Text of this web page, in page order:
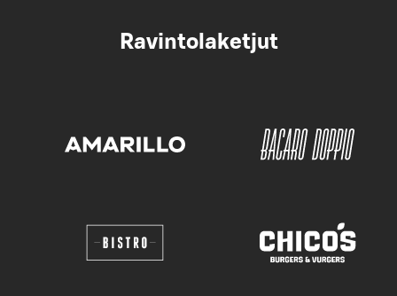
Ravintolaketjut